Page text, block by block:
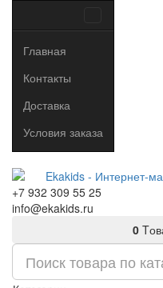
Главная
Контакты
Доставка
Условия заказа
+7 932 309 55 25
info@ekakids.ru
0